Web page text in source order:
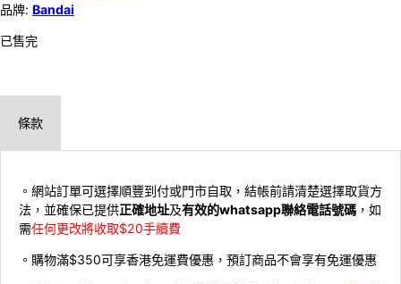
品牌: Bandai
已售完
條款
。網站訂單可選擇順豐到付或門市自取，結帳前請清楚選擇取貨方
法，並確保已提供正確地址及有效的whatsapp聯絡電話號碼 ，如
需任何更改將收取$20手續費
。購物滿$350可享香港免運費優惠，預訂商品不會享有免運優惠